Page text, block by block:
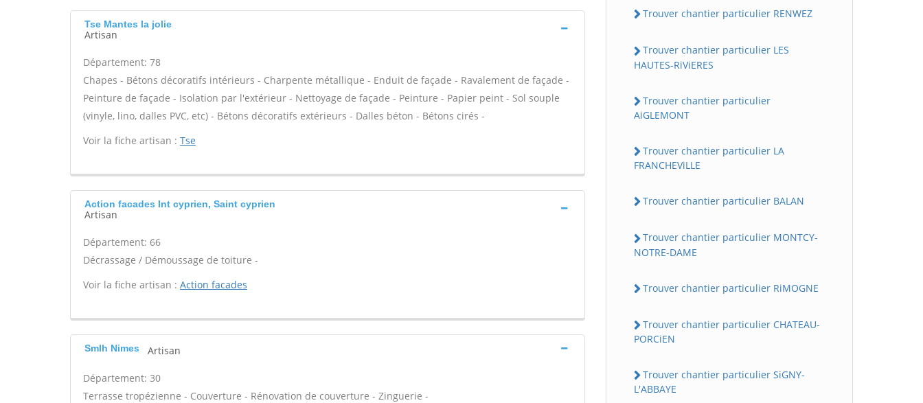
Tse Mantes la jolie
Artisan
Département: 78
Chapes - Bétons décoratifs intérieurs - Charpente métallique - Enduit de façade - Ravalement de façade -
Peinture de façade - Isolation par l'extérieur - Nettoyage de façade - Peinture - Papier peint - Sol souple
(vinyle, lino, dalles PVC, etc) - Bétons décoratifs extérieurs - Dalles béton - Bétons cirés -
Voir la fiche artisan : Tse
Action facades Int cyprien, Saint cyprien
Artisan
Département: 66
Décrassage / Démoussage de toiture -
Voir la fiche artisan : Action facades
Smlh Nimes Artisan
Département: 30
Terrasse tropézienne - Couverture - Rénovation de couverture - Zinguerie -
Trouver chantier particulier RENWEZ
Trouver chantier particulier LES
HAUTES-RiViERES
Trouver chantier particulier
AiGLEMONT
Trouver chantier particulier LA
FRANCHEViLLE
Trouver chantier particulier BALAN
Trouver chantier particulier MONTCY-
NOTRE-DAME
Trouver chantier particulier RiMOGNE
Trouver chantier particulier CHATEAU-
PORCiEN
Trouver chantier particulier SiGNY-
L'ABBAYE